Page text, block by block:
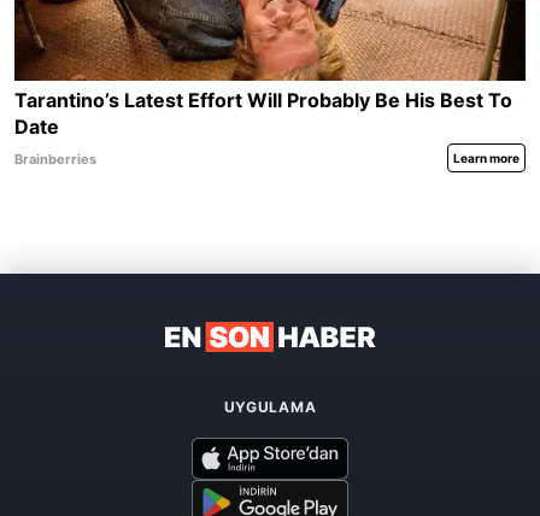
UYGULAMA